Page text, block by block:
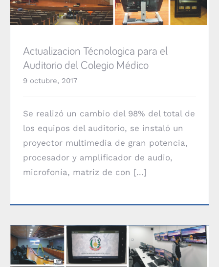
Médico
Actualizacion Técnologica para el
Auditorio del Colegio Médico
9 octubre, 2017
Se realizó un cambio del 98% del total de
los equipos del auditorio, se instaló un
proyector multimedia de gran potencia,
procesador y amplificador de audio,
microfonía, matriz de con [...]